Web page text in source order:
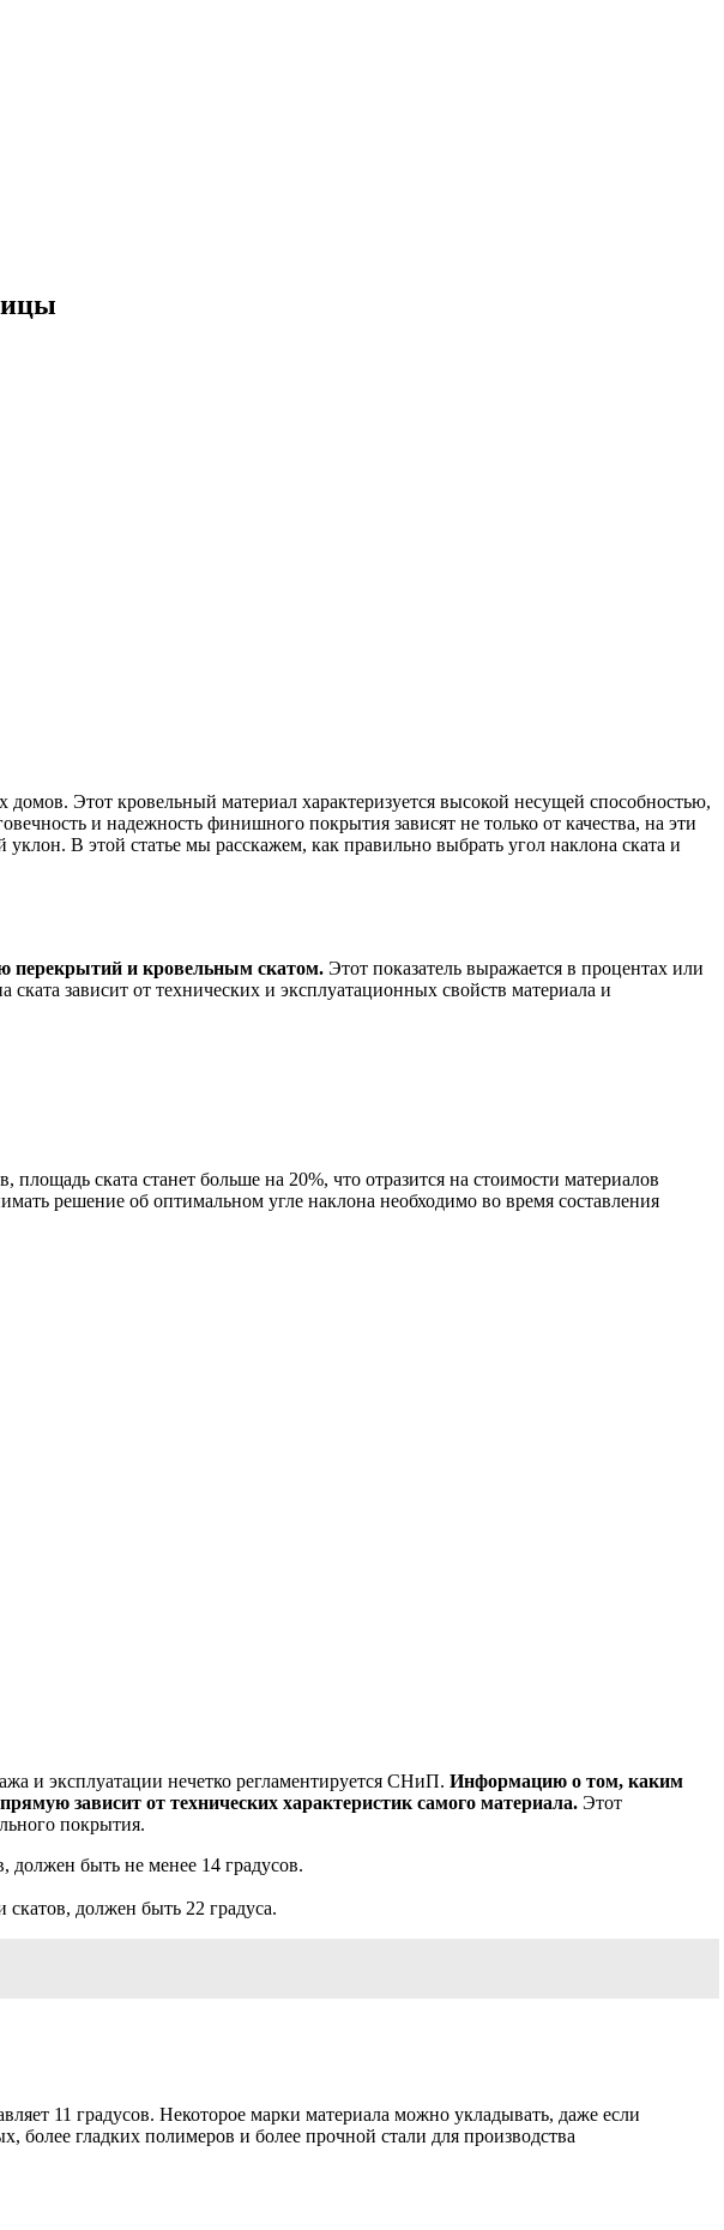
Этот кровельный материал характеризуется высокой несущей способностью,
и надежность финишного покрытия зависят не только от качества, на эти
В этой статье мы расскажем, как правильно выбрать угол наклона ската и
перекрытий и кровельным скатом. Этот показатель выражается в процентах или
зависит от технических и эксплуатационных свойств материала и
ската станет больше на 20%, что отразится на стоимости материалов
решение об оптимальном угле наклона необходимо во время составления
и эксплуатации нечетко регламентируется СНиП. Информацию о том, каким
зависит от технических характеристик самого материала. Этот
покрытия.
быть не менее 14 градусов.
должен быть 22 градуса.
11 градусов. Некоторое марки материала можно укладывать, даже если
более гладких полимеров и более прочной стали для производства